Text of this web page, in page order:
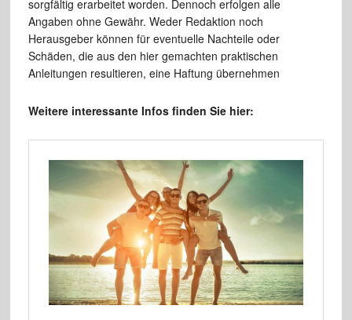
sorgfältig erarbeitet worden. Dennoch erfolgen alle
Angaben ohne Gewähr. Weder Redaktion noch
Herausgeber können für eventuelle Nachteile oder
Schäden, die aus den hier gemachten praktischen
Anleitungen resultieren, eine Haftung übernehmen
Weitere interessante Infos finden Sie hier: